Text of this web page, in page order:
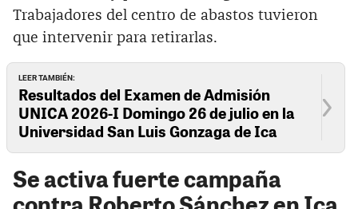
Trabajadores del centro de abastos tuvieron
que intervenir para retirarlas.
LEER TAMBIÉN:
Resultados del Examen de Admisión
UNICA 2026-I Domingo 26 de julio en la
Universidad San Luis Gonzaga de Ica
Se activa fuerte campaña